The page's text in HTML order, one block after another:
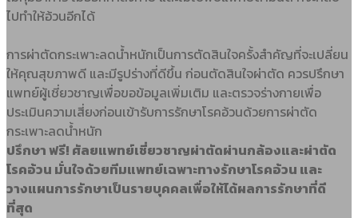
ไปทำให้อ้วนอีกได้
การผ่าตัดกระเพาะลดน้ำหนักเป็นการตัดสินใจครั้งสำคัญที่จะเปลี่ยน
ให้คุณสุขภาพดี และมีรูปร่างที่ดีขึ้น ก่อนตัดสินใจผ่าตัด ควรปรึกษา
แพทย์ผู้เชี่ยวชาญเพื่อขอข้อมูลเพิ่มเติม และตรวจร่างกายเพื่อ
ประเมินความเสี่ยงก่อนเข้ารับการรักษาโรคอ้วนด้วยการผ่าตัด
กระเพาะลดน้ำหนัก
ปรึกษา ฟรี! ศัลยแพทย์เชี่ยวชาญผ่าตัดผ่านกล้องและผ่าตัด
โรคอ้วน มั่นใจด้วยทีมแพทย์เฉพาะทางรักษาโรคอ้วน และ
วางแผนการรักษาเป็นรายบุคคลเพื่อให้ได้ผลการรักษาที่ดี
ที่สุด